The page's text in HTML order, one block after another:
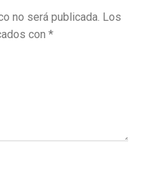
no será publicada. Los
con *